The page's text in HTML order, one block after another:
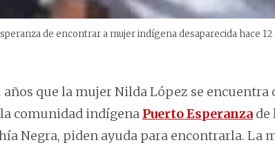
de encontrar a mujer indígena desaparecida hace 12
años que la mujer Nilda López se
comunidad indígena Puerto Esperanza de
Negra, piden ayuda para encontrarla. La